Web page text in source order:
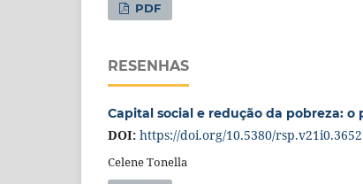
PDF
RESENHAS
Capital social e redução da pobreza: o
DOI: https://doi.org/10.5380/rsp.v21i0.3652
Celene Tonella